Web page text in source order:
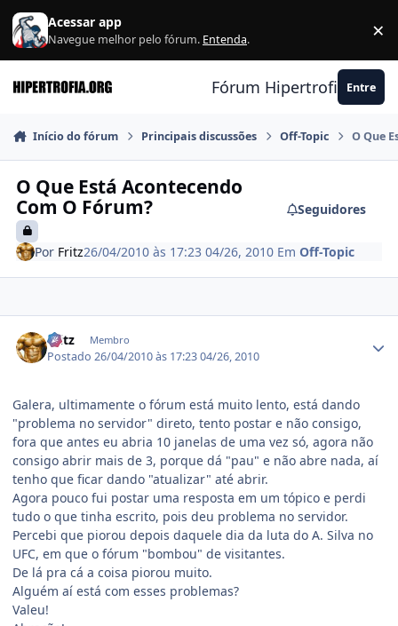
Ir para conteúdo
Acessar app
Navegue melhor pelo fórum. Entenda. ×
Fórum Hipertrofia.org
Entre
Início do fórum Principais discussões Off-Topic O Que
O Que Está Acontecendo
Com O Fórum?
Seguidores
Por Fritz26/04/2010 às 17:2304/26, 2010 EmOff-Topic
Fritz Membro
Postado26/04/2010 às 17:2304/26, 2010
Galera, ultimamente o fórum está muito lento, está dando
"problema no servidor" direto, tento postar e não consigo,
fora que antes eu abria 10 janelas de uma vez só, agora não
consigo abrir mais de 3, porque dá "pau" e não abre nada, aí
tenho que ficar dando "atualizar" até abrir.
Agora pouco fui postar uma resposta em um tópico e perdi
tudo o que tinha escrito, pois deu problema no servidor.
Percebi que piorou depois daquele dia da luta do A. Silva no
UFC, em que o fórum "bombou" de visitantes.
De lá pra cá a coisa piorou muito.
Alguém aí está com esses problemas?
Valeu!